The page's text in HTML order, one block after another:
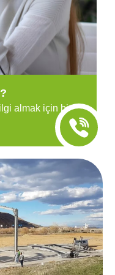
almak için bize